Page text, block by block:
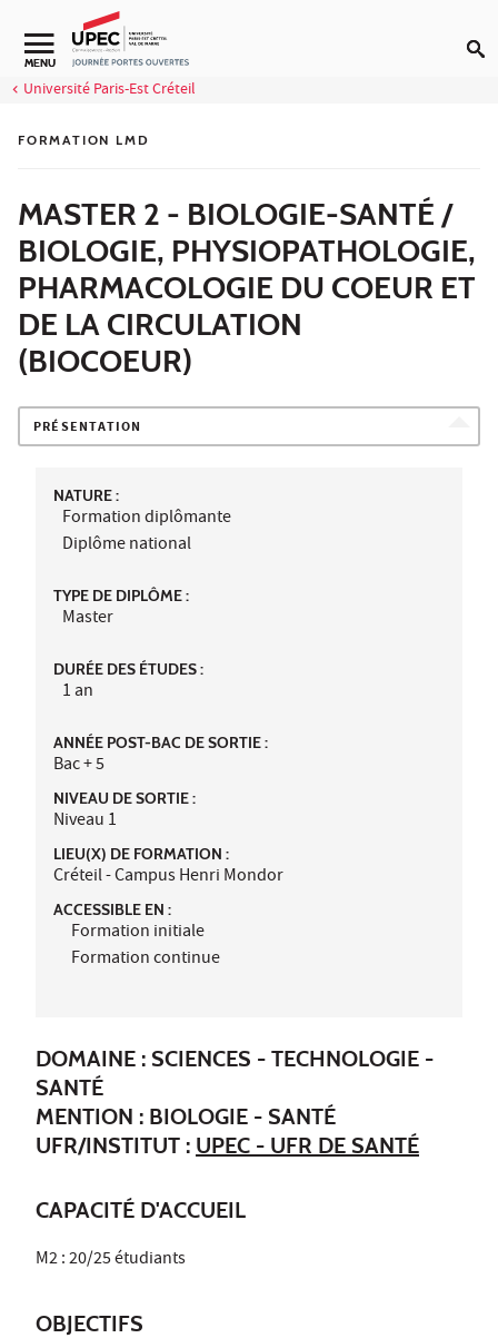
Aller au contenu
MENU
Université Paris-Est Créteil
FORMATION LMD
MASTER 2 - BIOLOGIE-SANTÉ /
BIOLOGIE, PHYSIOPATHOLOGIE,
PHARMACOLOGIE DU COEUR ET
DE LA CIRCULATION
(BIOCOEUR)
PRÉSENTATION
NATURE :
Formation diplômante
Diplôme national
TYPE DE DIPLÔME :
Master
DURÉE DES ÉTUDES :
1 an
ANNÉE POST-BAC DE SORTIE :
Bac + 5
NIVEAU DE SORTIE :
Niveau 1
LIEU(X) DE FORMATION :
Créteil - Campus Henri Mondor
ACCESSIBLE EN :
Formation initiale
Formation continue
DOMAINE : SCIENCES - TECHNOLOGIE -
SANTÉ
MENTION : BIOLOGIE - SANTÉ
UFR/INSTITUT : UPEC - UFR DE SANTÉ
CAPACITÉ D'ACCUEIL
M2 : 20/25 étudiants
OBJECTIFS